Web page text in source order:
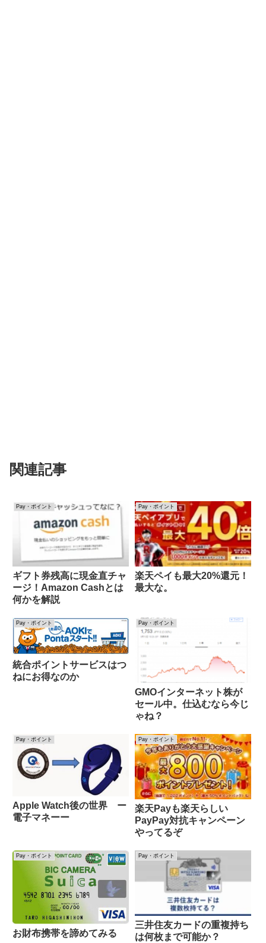
関連記事
Pay・ポイント
ギフト券残高に現金直チャ
ージ！Amazon Cashとは
何かを解説
Pay・ポイント
楽天ペイも最大20%還元！
最大な。
Pay・ポイント
統合ポイントサービスはつ
ねにお得なのか
Pay・ポイント
GMOインターネット株が
セール中。仕込むなら今じ
ゃね？
Pay・ポイント
Apple Watch後の世界 ー
電子マネーー
Pay・ポイント
楽天Payも楽天らしい
PayPay対抗キャンペーン
やってるぞ
Pay・ポイント
お財布携帯を諦めてみる
Pay・ポイント
三井住友カードの重複持ち
は何枚まで可能か？